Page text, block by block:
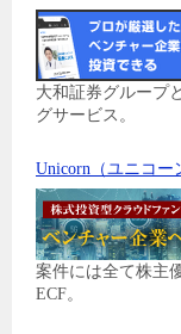
大和証券グループ
グサービス。
Unicorn（ユニコー
案件には全て株主
ECF。